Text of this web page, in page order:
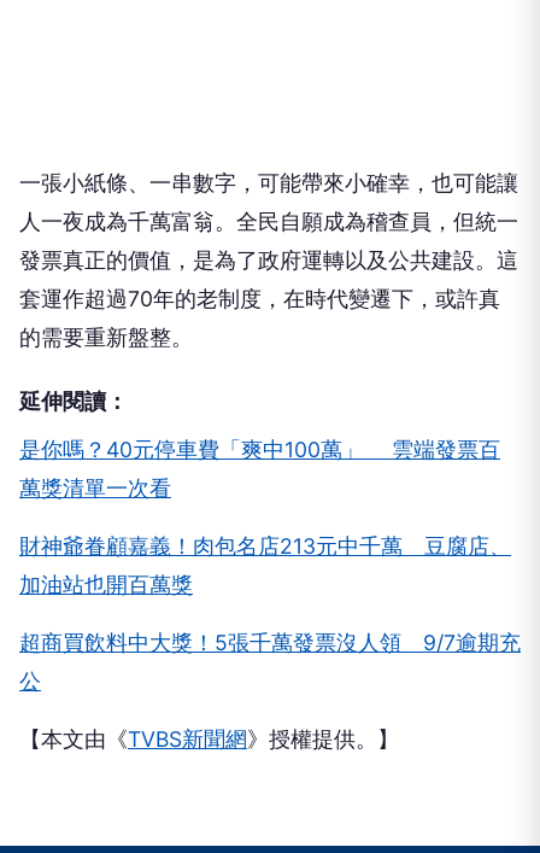
一張小紙條、一串數字，可能帶來小確幸，也可能讓
人一夜成為千萬富翁。全民自願成為稽查員，但統一
發票真正的價值，是為了政府運轉以及公共建設。這
套運作超過70年的老制度，在時代變遷下，或許真
的需要重新盤整。
延伸閱讀：
是你嗎？40元停車費「爽中100萬」 雲端發票百
萬獎清單一次看
財神爺眷顧嘉義！肉包名店213元中千萬 豆腐店、
加油站也開百萬獎
超商買飲料中大獎！5張千萬發票沒人領 9/7逾期充
公
【本文由《TVBS新聞網》授權提供。】